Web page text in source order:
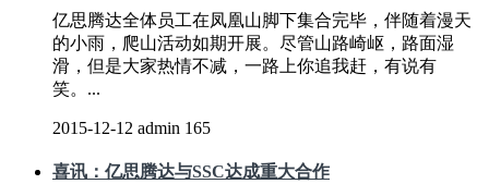
亿思腾达全体员工在凤凰山脚下集合完毕，伴随着漫天
的小雨，爬山活动如期开展。尽管山路崎岖，路面湿
滑，但是大家热情不减，一路上你追我赶，有说有
笑。...
2015-12-12 admin 165
喜讯：亿思腾达与SSC达成重大合作